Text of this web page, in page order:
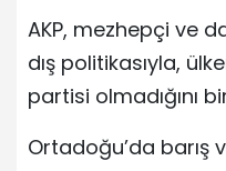
AKP, mezhepçi ve
dış politikasıyla,
partisi olmadığını
Ortadoğu’da barış